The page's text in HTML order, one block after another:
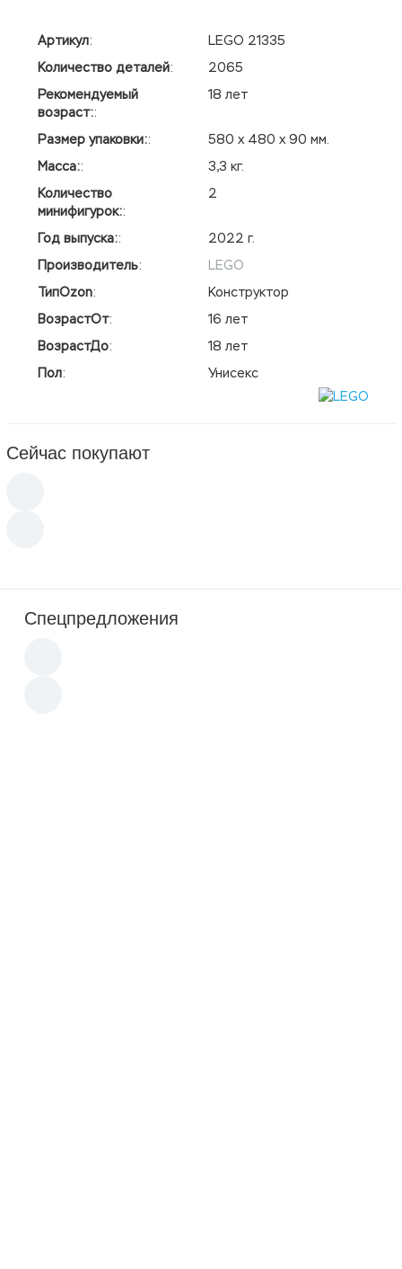
Артикул:
LEGO 21335
Количество деталей:
2065
Рекомендуемый
возраст::
18 лет
Размер упаковки::
580 х 480 х 90 мм.
Масса::
3,3 кг.
Количество
минифигурок::
2
Год выпуска::
2022 г.
Производитель:
LEGO
ТипOzon:
Конструктор
ВозрастОт:
16 лет
ВозрастДо:
18 лет
Пол: Унисекс
Сейчас покупают
Спецпредложения